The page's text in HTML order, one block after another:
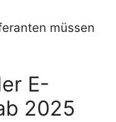
müssen
E-
2025